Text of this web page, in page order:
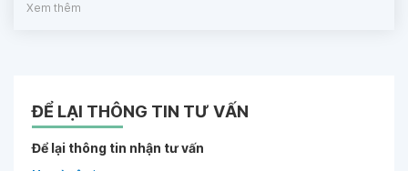
Xem thêm
ĐỂ LẠI THÔNG TIN TƯ VẤN
Để lại thông tin nhận tư vấn